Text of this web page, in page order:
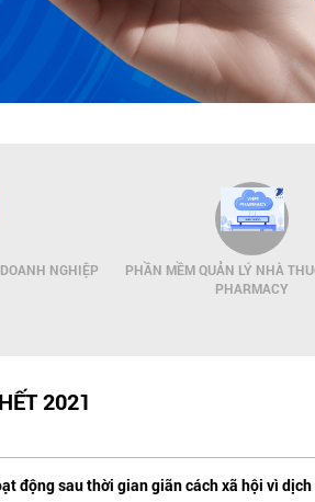
NGHIỆP
PHẦN MỀM QUẢN LÝ NHÀ
PHARMACY
2021
động sau thời gian giãn cách xã hội vì